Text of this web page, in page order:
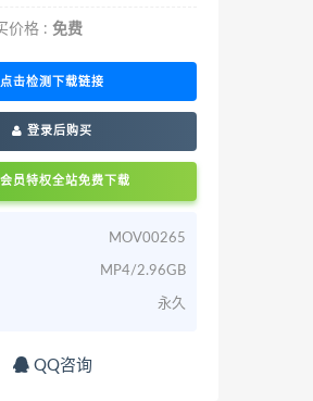
价格 : 免费
点击检测下载链接
登录后购买
员特权全站免费下载
MOV00265
MP4/2.96GB
永久
QQ咨询